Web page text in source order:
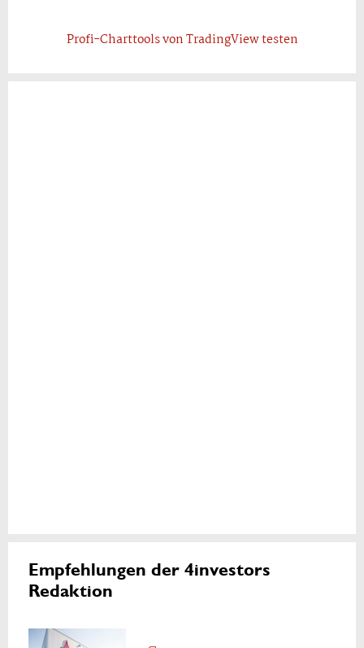
Profi-Charttools von TradingView testen
Empfehlungen der 4investors
Redaktion